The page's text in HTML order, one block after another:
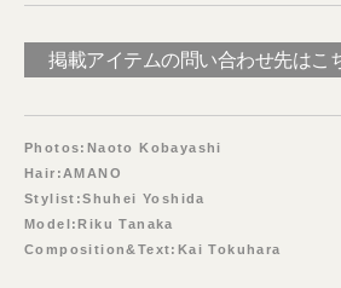
掲載アイテムの問い合わせ先はこ
Photos:Naoto Kobayashi
Hair:AMANO
Stylist:Shuhei Yoshida
Model:Riku Tanaka
Composition&Text:Kai Tokuhara